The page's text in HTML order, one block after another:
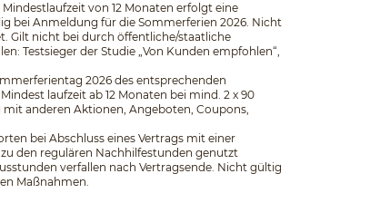
von 12 Monaten erfolgt eine
bei Anmeldung für die Sommerferien 2026. Nicht
Gilt nicht bei durch öffentliche/staatliche
Testsieger der Studie „Von Kunden empfohlen“,
2026 des entsprechenden
laufzeit ab 12 Monaten bei mind. 2 x 90
anderen Aktionen, Angeboten, Coupons,
bei Abschluss eines Vertrags mit einer
den regulären Nachhilfestunden genutzt
verfallen nach Vertragsende. Nicht gültig
Maßnahmen.